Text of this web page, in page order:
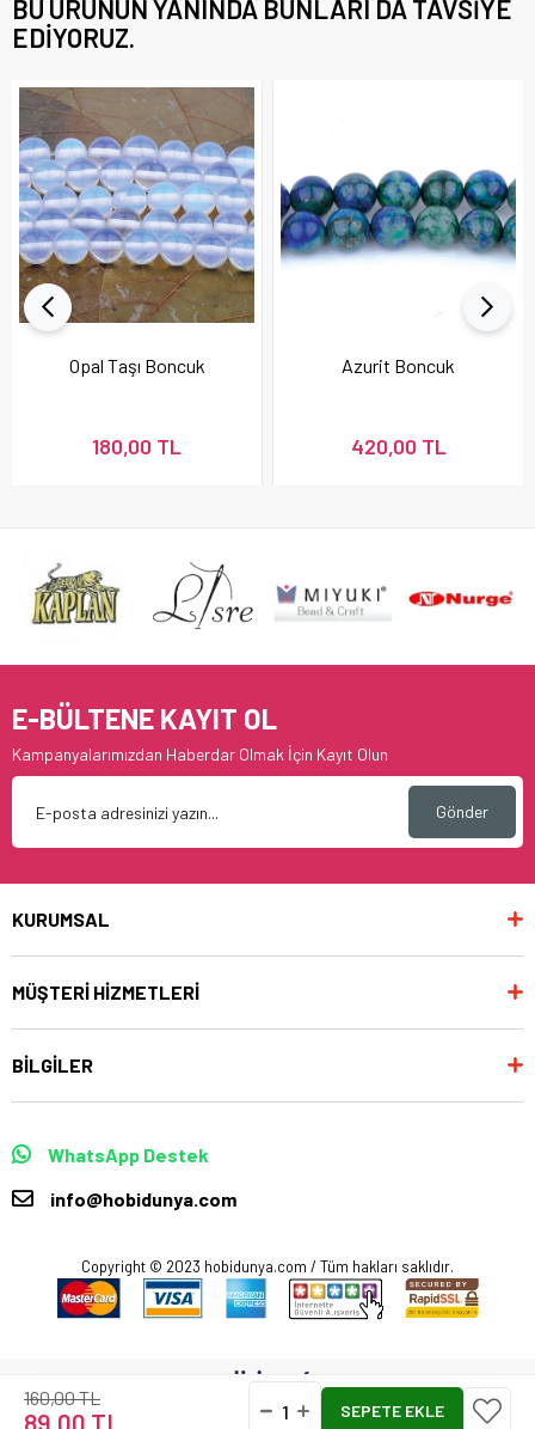
160,00 TL
89,00 TL
BU ÜRÜNÜN YANINDA BUNLARI DA TAVSIYE
EDIYORUZ.
Opal Taşı Boncuk
180,00 TL
Azurit Boncuk
420,00 TL
E-BÜLTENE KAYIT OL
Kampanyalarımızdan Haberdar Olmak İçin Kayıt Olun
Gönder
KURUMSAL
MÜŞTERİ HİZMETLERİ
BİLGİLER
WhatsApp Destek
info@hobidunya.com
Copyright © 2023 hobidunya.com / Tüm hakları saklıdır.